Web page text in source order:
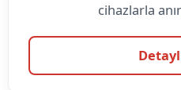
cihazlarla